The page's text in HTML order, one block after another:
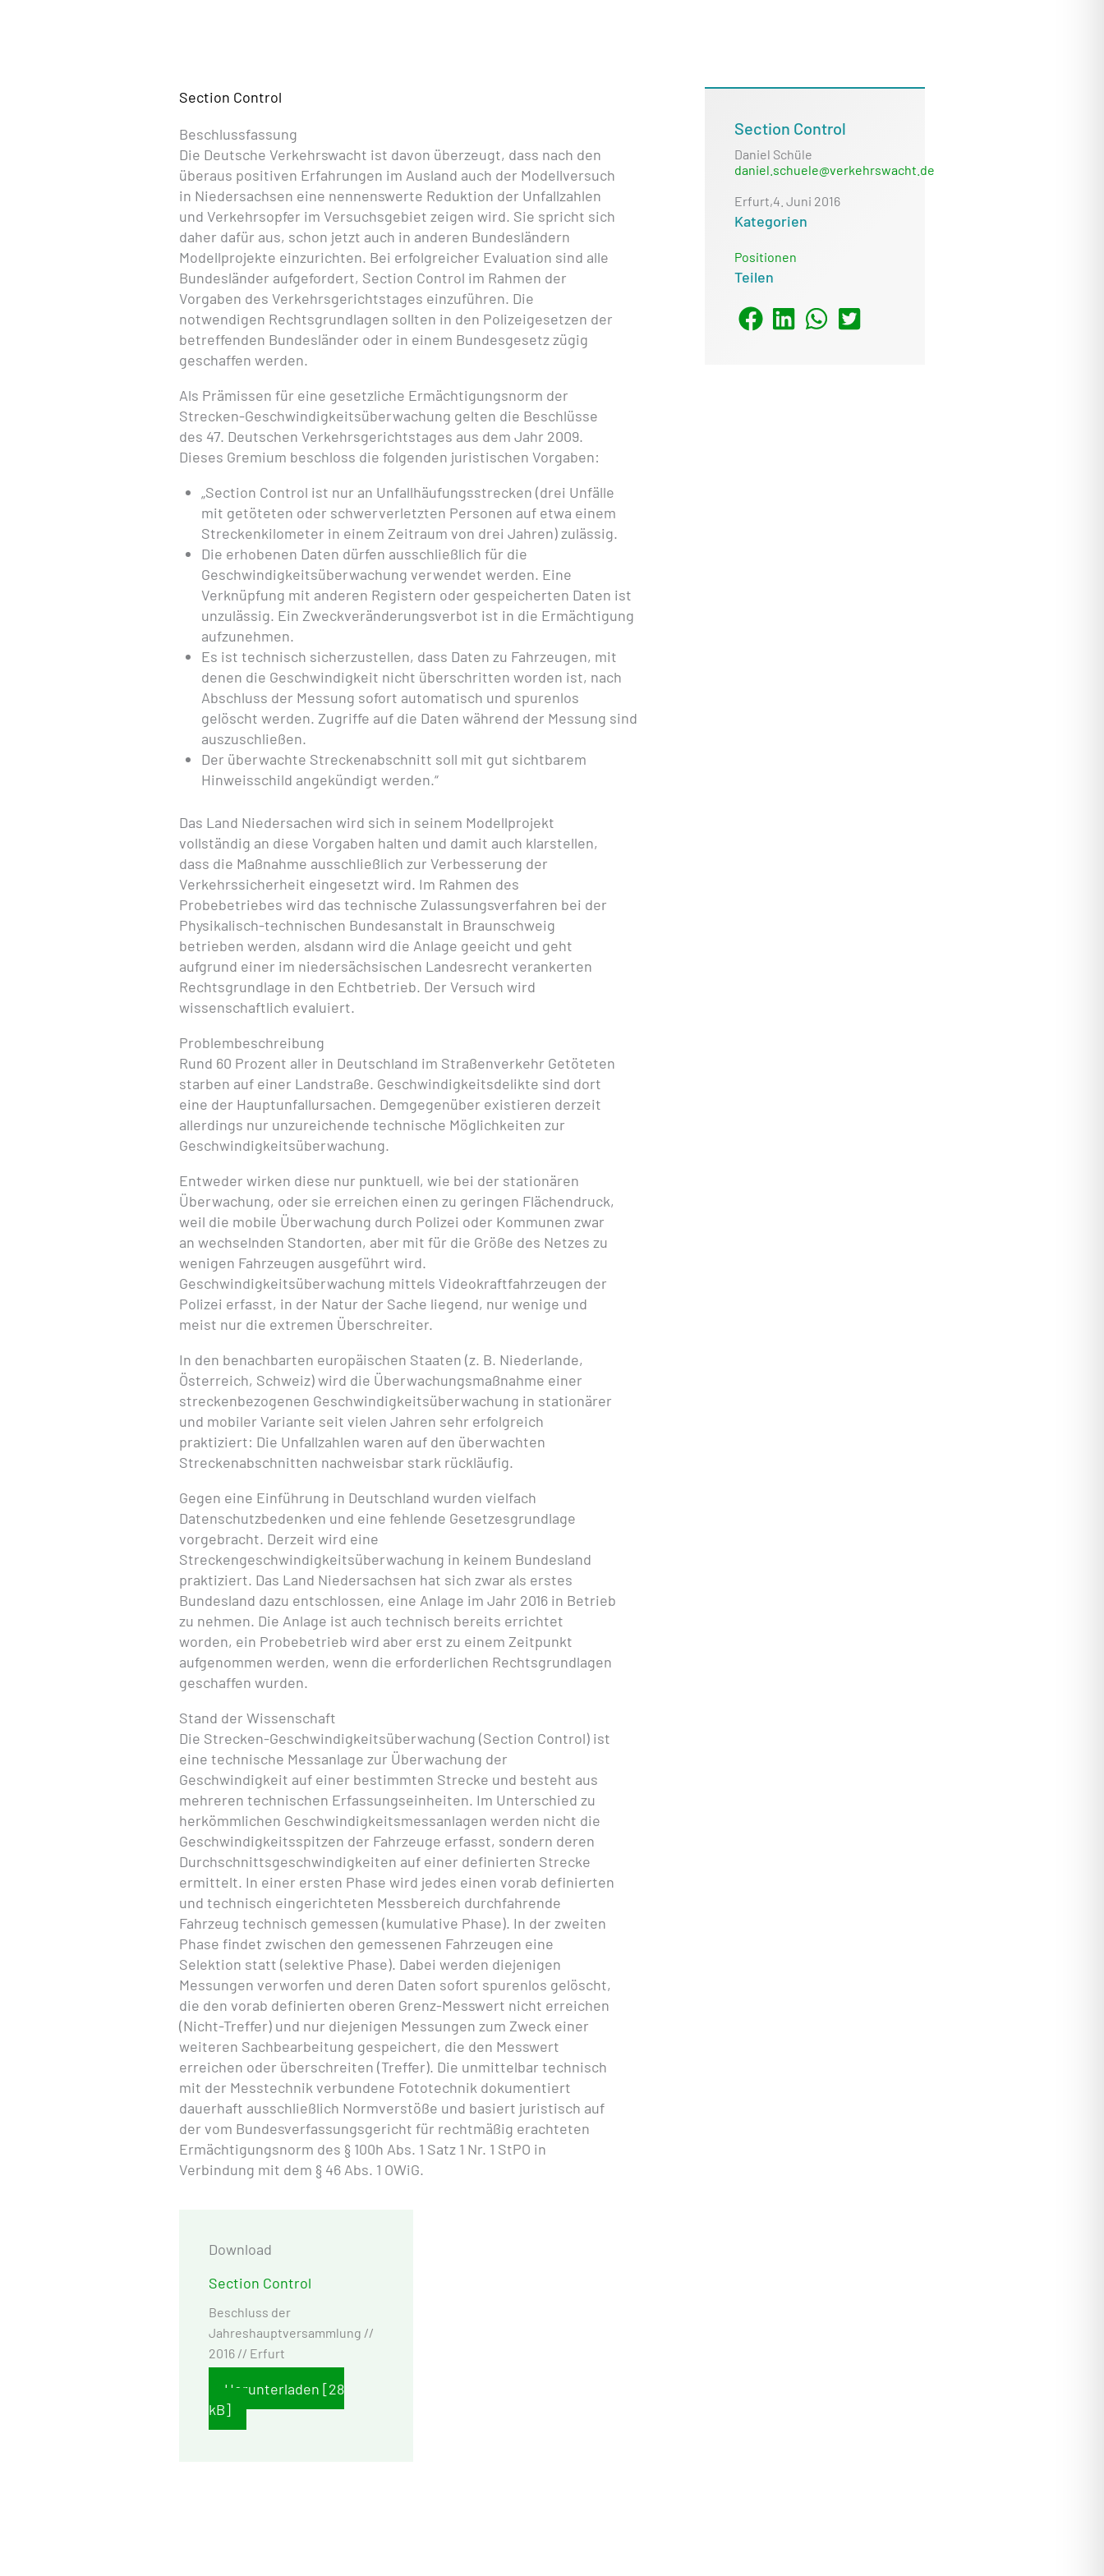
Section Control
Beschlussfassung
Die Deutsche Verkehrswacht ist davon überzeugt, dass nach den
überaus positiven Erfahrungen im Ausland auch der Modellversuch
in Niedersachsen eine nennenswerte Reduktion der Unfallzahlen
und Verkehrsopfer im Versuchsgebiet zeigen wird. Sie spricht sich
daher dafür aus, schon jetzt auch in anderen Bundesländern
Modellprojekte einzurichten. Bei erfolgreicher Evaluation sind alle
Bundesländer aufgefordert, Section Control im Rahmen der
Vorgaben des Verkehrsgerichtstages einzuführen. Die
notwendigen Rechtsgrundlagen sollten in den Polizeigesetzen der
betreffenden Bundesländer oder in einem Bundesgesetz zügig
geschaffen werden.
Als Prämissen für eine gesetzliche Ermächtigungsnorm der
Strecken-Geschwindigkeitsüberwachung gelten die Beschlüsse
des 47. Deutschen Verkehrsgerichtstages aus dem Jahr 2009.
Dieses Gremium beschloss die folgenden juristischen Vorgaben:
„Section Control ist nur an Unfallhäufungsstrecken (drei Unfälle
mit getöteten oder schwerverletzten Personen auf etwa einem
Streckenkilometer in einem Zeitraum von drei Jahren) zulässig.
Die erhobenen Daten dürfen ausschließlich für die
Geschwindigkeitsüberwachung verwendet werden. Eine
Verknüpfung mit anderen Registern oder gespeicherten Daten ist
unzulässig. Ein Zweckveränderungsverbot ist in die Ermächtigung
aufzunehmen.
Es ist technisch sicherzustellen, dass Daten zu Fahrzeugen, mit
denen die Geschwindigkeit nicht überschritten worden ist, nach
Abschluss der Messung sofort automatisch und spurenlos
gelöscht werden. Zugriffe auf die Daten während der Messung sind
auszuschließen.
Der überwachte Streckenabschnitt soll mit gut sichtbarem
Hinweisschild angekündigt werden.“
Das Land Niedersachen wird sich in seinem Modellprojekt
vollständig an diese Vorgaben halten und damit auch klarstellen,
dass die Maßnahme ausschließlich zur Verbesserung der
Verkehrssicherheit eingesetzt wird. Im Rahmen des
Probebetriebes wird das technische Zulassungsverfahren bei der
Physikalisch-technischen Bundesanstalt in Braunschweig
betrieben werden, alsdann wird die Anlage geeicht und geht
aufgrund einer im niedersächsischen Landesrecht verankerten
Rechtsgrundlage in den Echtbetrieb. Der Versuch wird
wissenschaftlich evaluiert.
Problembeschreibung
Rund 60 Prozent aller in Deutschland im Straßenverkehr Getöteten
starben auf einer Landstraße. Geschwindigkeitsdelikte sind dort
eine der Hauptunfallursachen. Demgegenüber existieren derzeit
allerdings nur unzureichende technische Möglichkeiten zur
Geschwindigkeitsüberwachung.
Entweder wirken diese nur punktuell, wie bei der stationären
Überwachung, oder sie erreichen einen zu geringen Flächendruck,
weil die mobile Überwachung durch Polizei oder Kommunen zwar
an wechselnden Standorten, aber mit für die Größe des Netzes zu
wenigen Fahrzeugen ausgeführt wird.
Geschwindigkeitsüberwachung mittels Videokraftfahrzeugen der
Polizei erfasst, in der Natur der Sache liegend, nur wenige und
meist nur die extremen Überschreiter.
In den benachbarten europäischen Staaten (z. B. Niederlande,
Österreich, Schweiz) wird die Überwachungsmaßnahme einer
streckenbezogenen Geschwindigkeitsüberwachung in stationärer
und mobiler Variante seit vielen Jahren sehr erfolgreich
praktiziert: Die Unfallzahlen waren auf den überwachten
Streckenabschnitten nachweisbar stark rückläufig.
Gegen eine Einführung in Deutschland wurden vielfach
Datenschutzbedenken und eine fehlende Gesetzesgrundlage
vorgebracht. Derzeit wird eine
Streckengeschwindigkeitsüberwachung in keinem Bundesland
praktiziert. Das Land Niedersachsen hat sich zwar als erstes
Bundesland dazu entschlossen, eine Anlage im Jahr 2016 in Betrieb
zu nehmen. Die Anlage ist auch technisch bereits errichtet
worden, ein Probebetrieb wird aber erst zu einem Zeitpunkt
aufgenommen werden, wenn die erforderlichen Rechtsgrundlagen
geschaffen wurden.
Stand der Wissenschaft
Die Strecken-Geschwindigkeitsüberwachung (Section Control) ist
eine technische Messanlage zur Überwachung der
Geschwindigkeit auf einer bestimmten Strecke und besteht aus
mehreren technischen Erfassungseinheiten. Im Unterschied zu
herkömmlichen Geschwindigkeitsmessanlagen werden nicht die
Geschwindigkeitsspitzen der Fahrzeuge erfasst, sondern deren
Durchschnittsgeschwindigkeiten auf einer definierten Strecke
ermittelt. In einer ersten Phase wird jedes einen vorab definierten
und technisch eingerichteten Messbereich durchfahrende
Fahrzeug technisch gemessen (kumulative Phase). In der zweiten
Phase findet zwischen den gemessenen Fahrzeugen eine
Selektion statt (selektive Phase). Dabei werden diejenigen
Messungen verworfen und deren Daten sofort spurenlos gelöscht,
die den vorab definierten oberen Grenz-Messwert nicht erreichen
(Nicht-Treffer) und nur diejenigen Messungen zum Zweck einer
weiteren Sachbearbeitung gespeichert, die den Messwert
erreichen oder überschreiten (Treffer). Die unmittelbar technisch
mit der Messtechnik verbundene Fototechnik dokumentiert
dauerhaft ausschließlich Normverstöße und basiert juristisch auf
der vom Bundesverfassungsgericht für rechtmäßig erachteten
Ermächtigungsnorm des § 100h Abs. 1 Satz 1 Nr. 1 StPO in
Verbindung mit dem § 46 Abs. 1 OWiG.
Download
Section Control
Beschluss der
Jahreshauptversammlung //
2016 // Erfurt
Herunterladen [28
kB]
Section Control
Daniel Schüle
daniel.schuele@verkehrswacht.de
Erfurt,4. Juni 2016
Kategorien
Positionen
Teilen